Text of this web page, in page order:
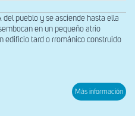
del pueblo y se asciende hasta ella
en un pequeño atrio
edificio tard o rrománico construido
Más información